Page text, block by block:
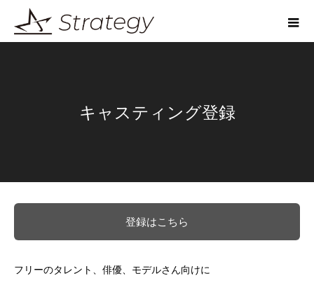
キャスティング登録
登録はこちら
フリーのタレント、俳優、モデルさん向けに